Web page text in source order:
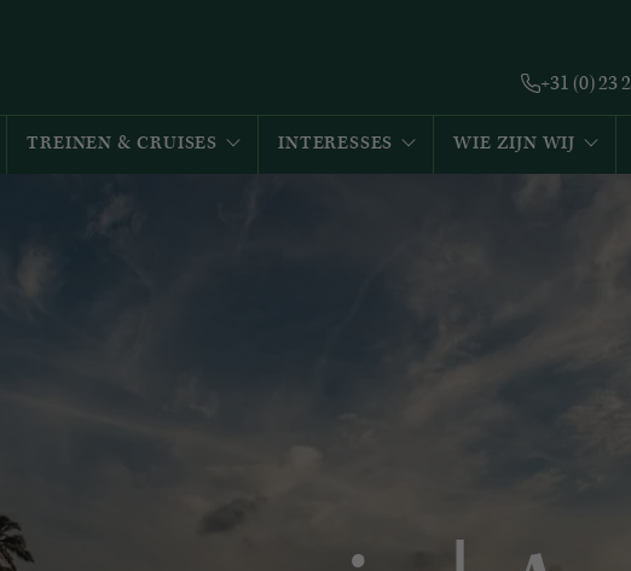
+31 (0) 23
TREINEN & CRUISES INTERESSES WIE ZIJN WIJ